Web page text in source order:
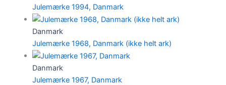
Julemærke 1994, Danmark
Danmark
Julemærke 1968, Danmark (ikke helt ark)
Danmark
Julemærke 1967, Danmark